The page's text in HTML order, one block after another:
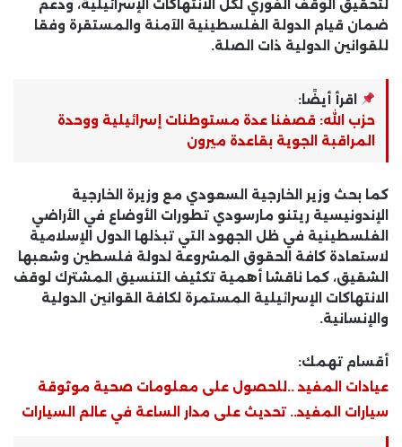
لتحقيق الوقف الفوري لكل الانتهاكات الإسرائيلية، ودعم
ضمان قيام الدولة الفلسطينية الآمنة والمستقرة وفقا
للقوانين الدولية ذات الصلة.
اقرأ أيضًا:
حزب الله: قصفنا عدة مستوطنات إسرائيلية ووحدة
المراقبة الجوية بقاعدة ميرون
كما بحث وزير الخارجية السعودي مع وزيرة الخارجية
الإندونيسية ريتنو مارسودي تطورات الأوضاع في الأراضي
الفلسطينية في ظل الجهود التي تبذلها الدول الإسلامية
لاستعادة كافة الحقوق المشروعة لدولة فلسطين وشعبها
الشقيق، كما ناقشا أهمية تكثيف التنسيق المشترك لوقف
الانتهاكات الإسرائيلية المستمرة لكافة القوانين الدولية
والإنسانية.
أقسام تهمك:
عيادات المفيد ..للحصول على معلومات صحية موثوقة
سيارات المفيد.. تحديث على مدار الساعة في عالم السيارات